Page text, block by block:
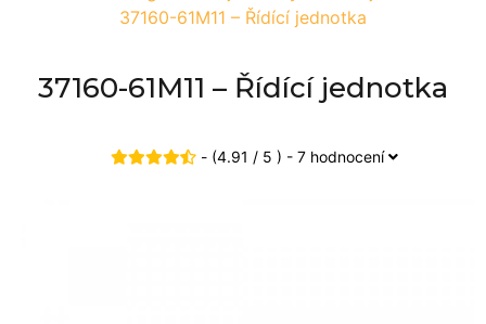
37160-61M11 – Řídící jednotka
37160-61M11 – Řídící jednotka
- (4.91 / 5 ) - 7 hodnocení